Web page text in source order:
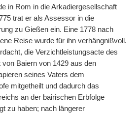
in Rom in die Arkadiergesellschaft
trat er als Assessor in die
zu Gießen ein. Eine 1778 nach
Reise wurde für ihn verhängnißvoll.
die Verzichtleistungsacte des
von Baiern von 1429 aus den
seines Vaters dem
mitgetheilt und dadurch das
an der bairischen Erbfolge
zu haben; nach längerer